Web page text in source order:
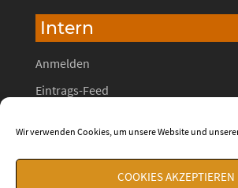
Wir verwenden Cookies, um unsere Website und
COOKIES AKZEPTIEREN
Intern
Anmelden
Eintrags-Feed